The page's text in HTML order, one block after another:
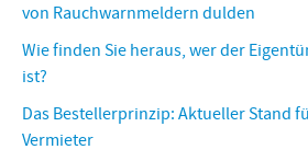
von Rauchwarnmeldern dulden
Wie finden Sie heraus, wer der
ist?
Das Bestellerprinzip: Aktueller Stand
Vermieter